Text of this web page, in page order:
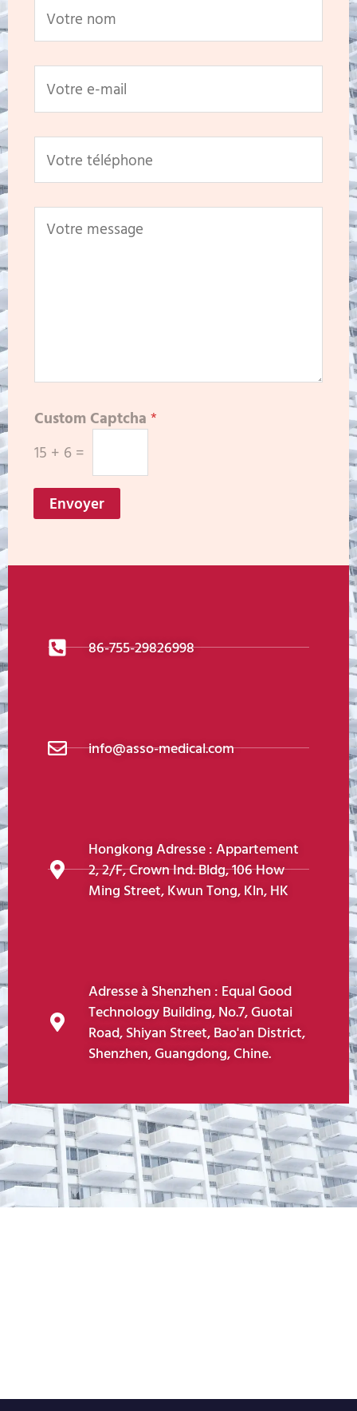
Custom Captcha *
15 + 6 =
Envoyer
86-755-29826998
info@asso-medical.com
Hongkong Adresse : Appartement
2, 2/F, Crown Ind. Bldg, 106 How
Ming Street, Kwun Tong, Kln, HK
Adresse à Shenzhen : Equal Good
Technology Building, No.7, Guotai
Road, Shiyan Street, Bao'an District,
Shenzhen, Guangdong, Chine.